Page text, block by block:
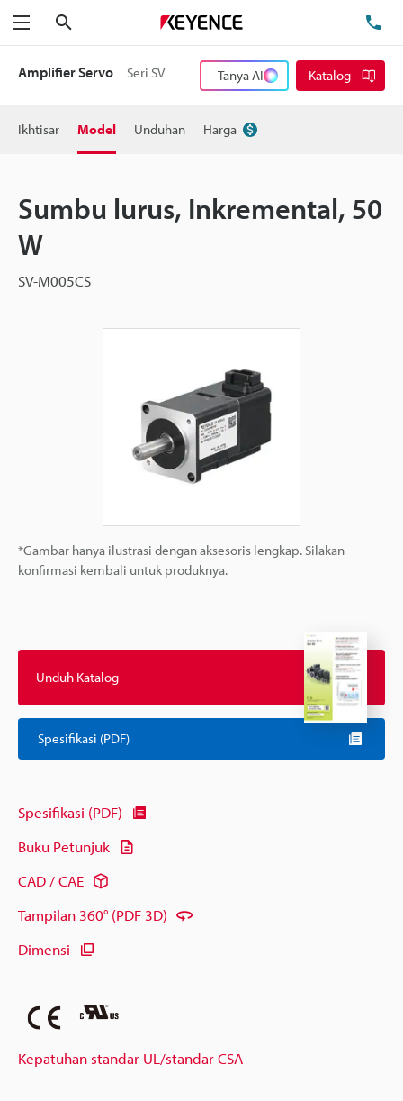
Menu
Amplifier Servo Seri SV Tanya AI Katalog
Ikhtisar Model Unduhan Harga
Sumbu lurus, Inkremental, 50
W
SV-M005CS
*Gambar hanya ilustrasi dengan aksesoris lengkap. Silakan
konfirmasi kembali untuk produknya.
Unduh Katalog
Spesifikasi (PDF)
Spesifikasi (PDF)
Buku Petunjuk
CAD / CAE
Tampilan 360° (PDF 3D)
Dimensi
Kepatuhan standar UL/standar CSA